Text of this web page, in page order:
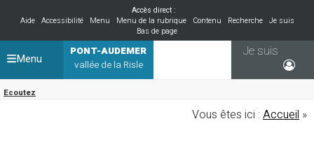
Accès direct :
Aide
Accessibilité Menu Menu de la rubrique Contenu Recherche
Je suis
Bas de page
PONT-AUDEMER
vallée de la Risle
Ecoutez
Je suis
Menu
Vous êtes ici : Accueil »